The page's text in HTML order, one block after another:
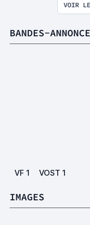
VOIR
BANDES-
VF 1 VOST 1
IMAGES